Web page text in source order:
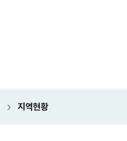
지역현황